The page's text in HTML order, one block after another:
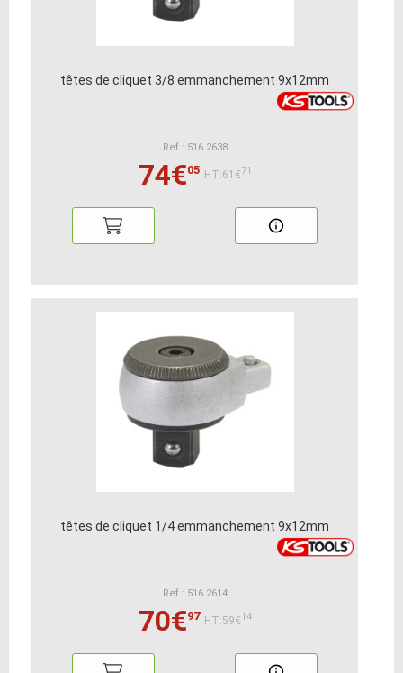
têtes de cliquet 3/8 emmanchement 9x12mm
Ref : 516.2638
74€05 HT:61€71
têtes de cliquet 1/4 emmanchement 9x12mm
Ref : 516.2614
70€97 HT:59€14